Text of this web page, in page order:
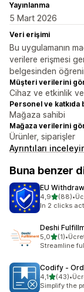
Yayınlanma
5 Mart 2026
Veri erişimi
Bu uygulamanın
verilere erişmesi
belgesinden
Müşteri verilerini
Cihaz ve etkinlik
Personel ve
Mağaza sahibi
Mağaza verilerini
Ürünler, siparişler
Ayrıntıları
Buna benzer
EU
4,95 yıldız
(88)
toplam 88 •
In 2 clicks
Deshi
5,05 yıldız
(1)
toplam 1•
Streamline
Codify ‑
4,15 yıldız
(43)
toplam 43•
Simplify the